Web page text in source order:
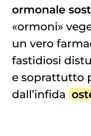
ormonale
«ormoni»
un vero
fastidiosi
e soprattutto
dall’infida